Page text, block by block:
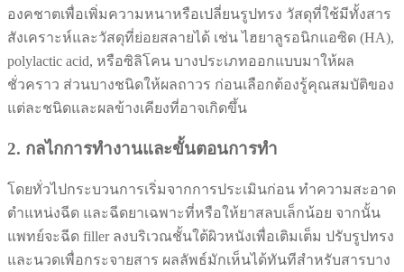
องคชาตเพื่อเพิ่มความหนาหรือเปลี่ยนรูปทรง วัสดุที่ใช้มีทั้งสาร
สังเคราะห์และวัสดุที่ย่อยสลายได้ เช่น ไฮยาลูรอนิกแอซิด (HA),
polylactic acid, หรือซิลิโคน บางประเภทออกแบบมาให้ผล
ชั่วคราว ส่วนบางชนิดให้ผลถาวร ก่อนเลือกต้องรู้คุณสมบัติของ
แต่ละชนิดและผลข้างเคียงที่อาจเกิดขึ้น
2. กลไกการทำงานและขั้นตอนการทำ
โดยทั่วไปกระบวนการเริ่มจากการประเมินก่อน ทำความสะอาด
ตำแหน่งฉีด และฉีดยาเฉพาะที่หรือให้ยาสลบเล็กน้อย จากนั้น
แพทย์จะฉีด filler ลงบริเวณชั้นใต้ผิวหนังเพื่อเติมเต็ม ปรับรูปทรง
และนวดเพื่อกระจายสาร ผลลัพธ์มักเห็นได้ทันทีสำหรับสารบาง